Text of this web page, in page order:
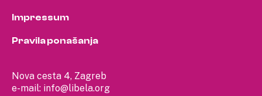
Nova cesta 4, Zagreb
e-mail: info@libela.org
Impressum
Pravila ponašanja